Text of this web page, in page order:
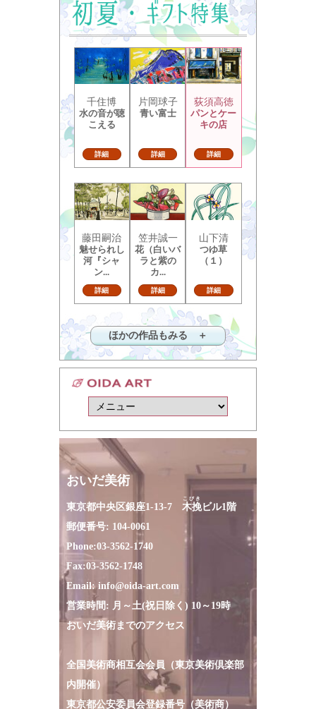
千住博
水の音が聴
こえる
詳細
片岡球子
青い富士
詳細
荻須高徳
パンとケー
キの店
詳細
藤田嗣治
魅せられし
河『シャ
ン...
詳細
笠井誠一
花（白いバ
ラと紫の
カ...
詳細
山下清
つゆ草
（１）
詳細
ほかの作品もみる ＋
おいだ美術
東京都中央区銀座1-13-7 木挽
こびき
ビル1階
郵便番号: 104-0061
Phone:03-3562-1740
Fax:03-3562-1748
Email: info@oida-art.com
営業時間: 月～土(祝日除く) 10～19時
おいだ美術までのアクセス
全国美術商相互会会員（東京美術倶楽部
内開催）
東京都公安委員会登録番号（美術商）